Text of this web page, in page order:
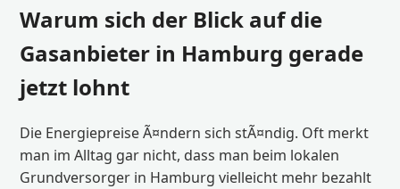
Warum sich der Blick auf die
Gasanbieter in Hamburg gerade
jetzt lohnt
Die Energiepreise Ã¤ndern sich stÃ¤ndig. Oft merkt
man im Alltag gar nicht, dass man beim lokalen
Grundversorger in Hamburg vielleicht mehr bezahlt